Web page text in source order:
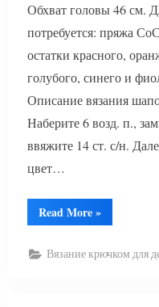
Обхват головы 46 см.
потребуется: пряжа
остатки красного,
голубого, синего и
Описание вязания
Наберите 6 возд. п.,
ввяжите 14 ст. с/н.
цвет…
Read More“Вязаная
шапочка
»
Вязание крючком для